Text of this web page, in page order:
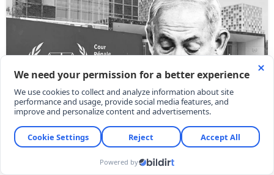
Egemenlik mi, dokunulmazlık mı?: ABD’nin
UCM’yi ‘tuğla tuğla sökme’ harekâtı